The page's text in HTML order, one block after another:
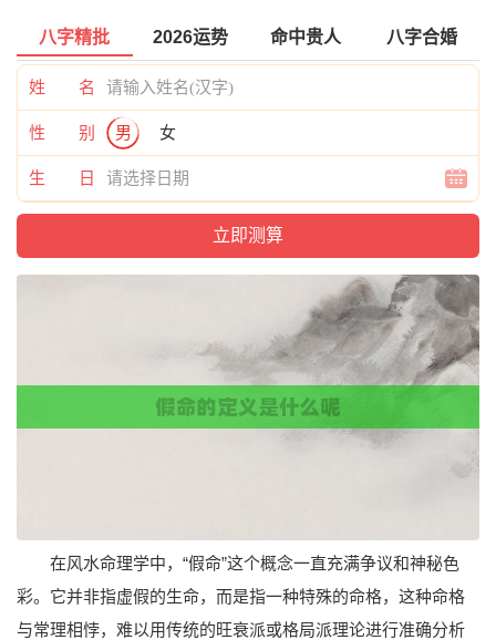
八字精批 2026运势 命中贵人 八字合婚
姓 名
性 别 男 女
生 日
在风水命理学中，“假命”这个概念一直充满争议和神秘色
彩。它并非指虚假的生命，而是指一种特殊的命格，这种命格
与常理相悖，难以用传统的旺衰派或格局派理论进行准确分析